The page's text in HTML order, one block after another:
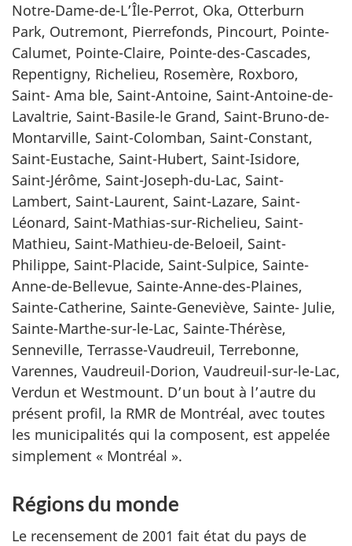
Notre-Dame-de-L’Île-Perrot, Oka, Otterburn
Park, Outremont, Pierrefonds, Pincourt, Pointe-
Calumet, Pointe-Claire, Pointe-des-Cascades,
Repentigny, Richelieu, Rosemère, Roxboro,
Saint- Ama ble, Saint-Antoine, Saint-Antoine-de-
Lavaltrie, Saint-Basile-le Grand, Saint-Bruno-de-
Montarville, Saint-Colomban, Saint-Constant,
Saint-Eustache, Saint-Hubert, Saint-Isidore,
Saint-Jérôme, Saint-Joseph-du-Lac, Saint-
Lambert, Saint-Laurent, Saint-Lazare, Saint-
Léonard, Saint-Mathias-sur-Richelieu, Saint-
Mathieu, Saint-Mathieu-de-Beloeil, Saint-
Philippe, Saint-Placide, Saint-Sulpice, Sainte-
Anne-de-Bellevue, Sainte-Anne-des-Plaines,
Sainte-Catherine, Sainte-Geneviève, Sainte- Julie,
Sainte-Marthe-sur-le-Lac, Sainte-Thérèse,
Senneville, Terrasse-Vaudreuil, Terrebonne,
Varennes, Vaudreuil-Dorion, Vaudreuil-sur-le-Lac,
Verdun et Westmount. D’un bout à l’autre du
présent profil, la RMR de Montréal, avec toutes
les municipalités qui la composent, est appelée
simplement « Montréal ».
Régions du monde
Le recensement de 2001 fait état du pays de